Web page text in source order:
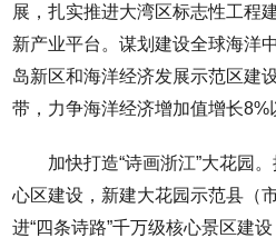
展，扎实推进大湾区标志性工程
新产业平台。谋划建设全球海洋
岛新区和海洋经济发展示范区建
带，力争海洋经济增加值增长8%
加快打造“诗画浙江”大花园
心区建设，新建大花园示范县（
进“四条诗路”千万级核心景区建